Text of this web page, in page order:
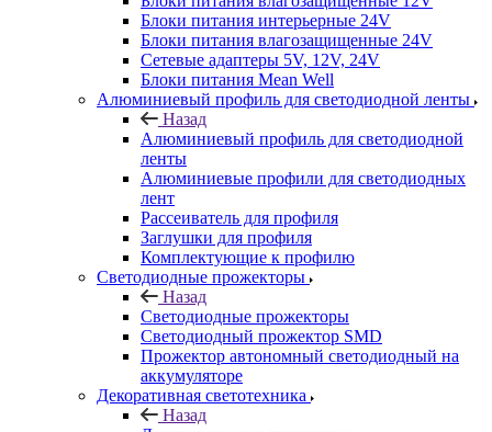
Блоки питания интерьерные 24V
Блоки питания влагозащищенные 24V
Сетевые адаптеры 5V, 12V, 24V
Блоки питания Mean Well
Алюминиевый профиль для светодиодной ленты
Назад
Алюминиевый профиль для светодиодной
ленты
Алюминиевые профили для светодиодных
лент
Рассеиватель для профиля
Заглушки для профиля
Комплектующие к профилю
Светодиодные прожекторы
Назад
Светодиодные прожекторы
Светодиодный прожектор SMD
Прожектор автономный светодиодный на
аккумуляторе
Декоративная светотехника
Назад